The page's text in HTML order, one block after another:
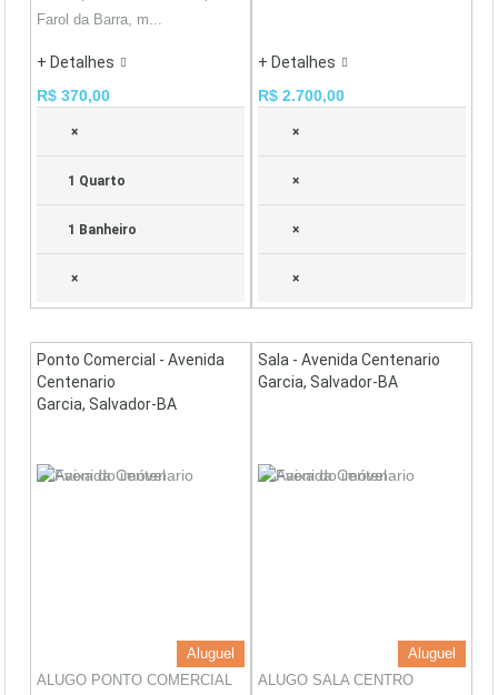
Farol da Barra, m...
+ Detalhes
R$ 370,00
×
1 Quarto
1 Banheiro
×
+ Detalhes
R$ 2.700,00
×
×
×
×
Ponto Comercial - Avenida
Centenario
Garcia, Salvador-BA
Aluguel
ALUGO PONTO COMERCIAL
Sala - Avenida Centenario
Garcia, Salvador-BA
Aluguel
ALUGO SALA CENTRO